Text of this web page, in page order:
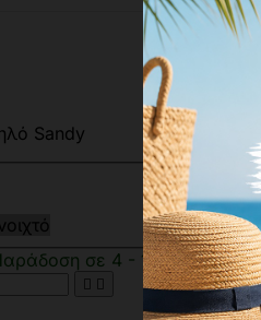
Sandy
σε 4 - 10 ημέρες
 